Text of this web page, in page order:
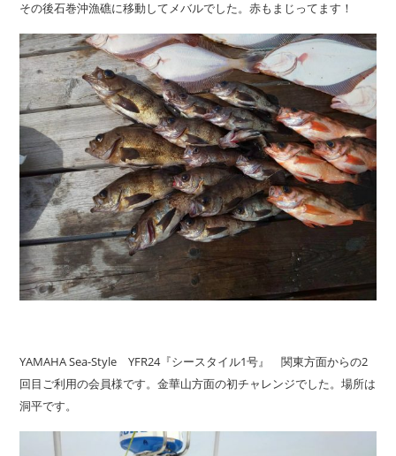
その後石巻沖漁礁に移動してメバルでした。赤もまじってます！
YAMAHA Sea-Style YFR24『シースタイル1号』 関東方面からの2
回目ご利用の会員様です。金華山方面の初チャレンジでした。場所は
洞平です。